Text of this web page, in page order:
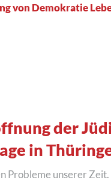
von Demokratie
der
in
Probleme unserer